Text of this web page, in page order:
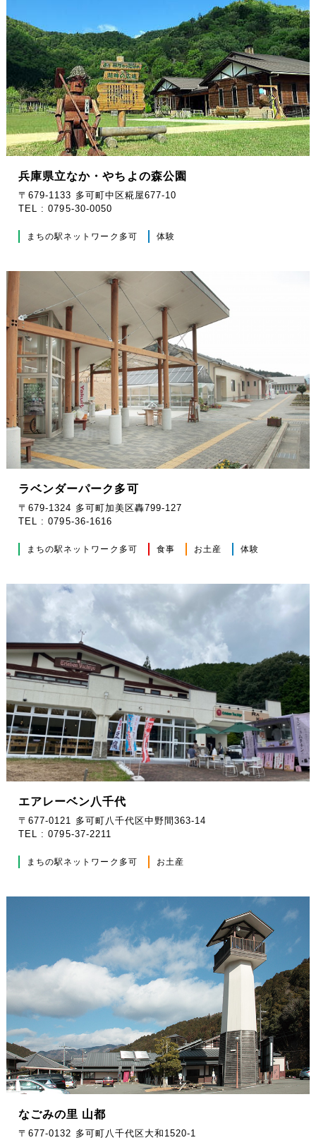
兵庫県立なか・やちよの森公園
〒679-1133 多可町中区糀屋677-10
TEL : 0795-30-0050
まちの駅ネットワーク多可 体験
ラベンダーパーク多可
〒679-1324 多可町加美区轟799-127
TEL : 0795-36-1616
まちの駅ネットワーク多可 食事 お土産 体験
エアレーベン八千代
〒677-0121 多可町八千代区中野間363-14
TEL : 0795-37-2211
まちの駅ネットワーク多可 お土産
なごみの里 山都
〒677-0132 多可町八千代区大和1520-1